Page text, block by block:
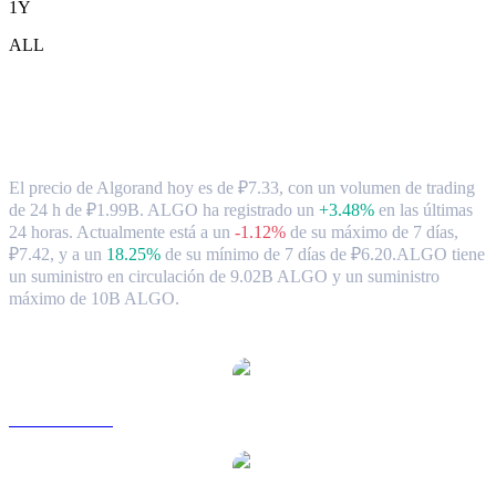
1Y
ALL
El precio de Algorand hoy es de ₽7.33, con un volumen de trading
de 24 h de ₽1.99B. ALGO ha registrado un +3.48% en las últimas
24 horas. Actualmente está a un -1.12% de su máximo de 7 días,
₽7.42, y a un 18.25% de su mínimo de 7 días de ₽6.20.ALGO tiene
un suministro en circulación de 9.02B ALGO y un suministro
máximo de 10B ALGO.